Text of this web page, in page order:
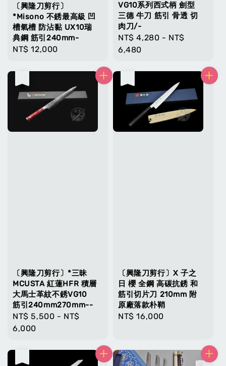
〔興隆刀剪行〕
*Misono 不銹最高級 凹
槽氣槽 防沾黏 UX10瑞
典鋼 筋引240mm-
Regular
NT$ 12,000
VG10系列西式柄 劍型
三德 牛刀 筋引 骨透 切
肉刀/-
Regular
price
NT$ 4,280 - NT$
6,480
〔興隆刀剪行〕*三昧
MCUSTA 紅蓮HFR 積層
大馬士革紋不銹VG10
筋引240mm270mm--
Regular
price
NT$ 5,500 - NT$
6,000
〔興隆刀剪行〕X 子之
日 櫻 全鋼 高碳抗銹 和
筋引切片刀 210mm 附
原廠落款朴鞘
Regular
NT$ 16,000